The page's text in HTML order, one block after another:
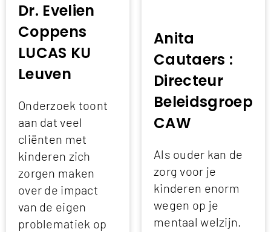
Dr. Evelien
Coppens
LUCAS KU
Leuven
Onderzoek toont
aan dat veel
cliënten met
kinderen zich
zorgen maken
over de impact
van de eigen
problematiek op
Anita
Cautaers :
Directeur
Beleidsgroep
CAW
Als ouder kan de
zorg voor je
kinderen enorm
wegen op je
mentaal welzijn.